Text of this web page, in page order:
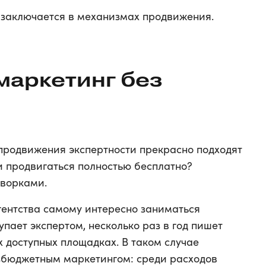
в механизмах продвижения.
без
экспертности прекрасно подходят
полностью бесплатно?
самому интересно заниматься
экспертом, несколько раз в год пишет
площадках. В таком случае
маркетингом: среди расходов